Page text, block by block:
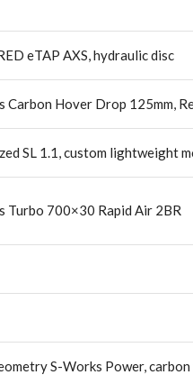
eTAP AXS, hydraulic disc
Carbon Hover Drop 125mm,
SL 1.1, custom lightweight
Turbo 700×30 Rapid Air 2BR
S-Works Power,